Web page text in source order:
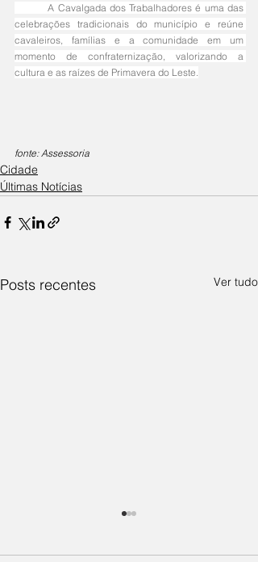
	A Cavalgada dos Trabalhadores é uma das
celebrações tradicionais do município e reúne
cavaleiros, famílias e a comunidade em um
momento de confraternização, valorizando a
cultura e as raízes de Primavera do Leste.
fonte: Assessoria
Cidade
Últimas Notícias
Posts recentes Ver tudo